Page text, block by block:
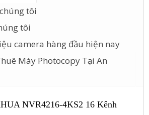
tôi
tôi
camera hàng đầu hiện nay
Máy Photocopy Tại An
NVR4216-4KS2 16 Kênh